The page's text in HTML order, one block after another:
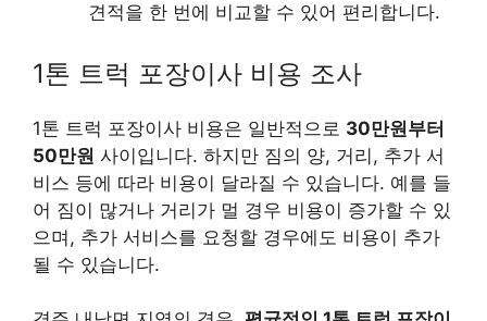
견적을 한 번에 비교할 수 있어 편리합니다.
1톤 트럭 포장이사 비용 조사
1톤 트럭 포장이사 비용은 일반적으로 30만원부터
50만원 사이입니다. 하지만 짐의 양, 거리, 추가 서
비스 등에 따라 비용이 달라질 수 있습니다. 예를 들
어 짐이 많거나 거리가 멀 경우 비용이 증가할 수 있
으며, 추가 서비스를 요청할 경우에도 비용이 추가
될 수 있습니다.